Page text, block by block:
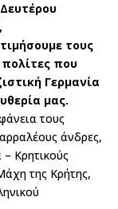
τους
που
Γερμανία
μας.
τους
άνδρες,
Κρητικούς
της Κρήτης,